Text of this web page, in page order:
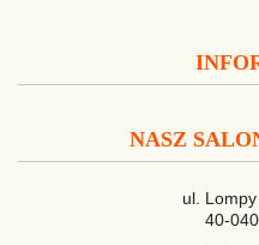
NASZ
ul.
40-